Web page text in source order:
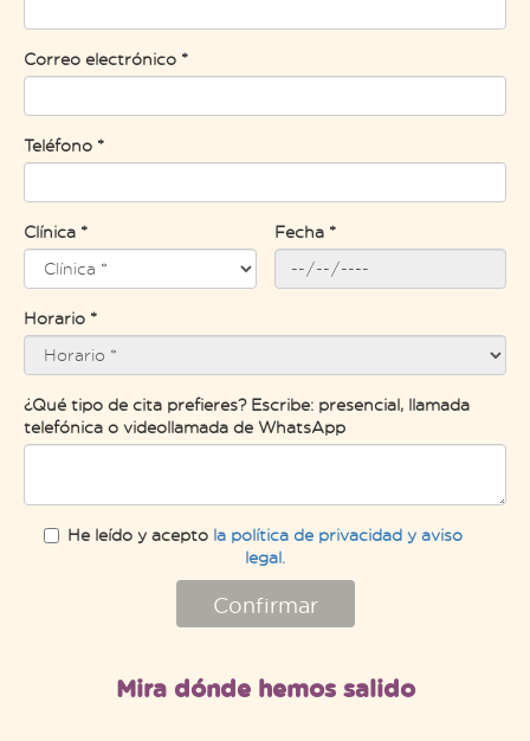
Correo electrónico *
Teléfono *
Clínica * Fecha *
Horario *
¿Qué tipo de cita prefieres? Escribe: presencial, llamada
telefónica o videollamada de WhatsApp
He leído y acepto la política de privacidad y aviso
legal.
Confirmar
Mira dónde hemos salido